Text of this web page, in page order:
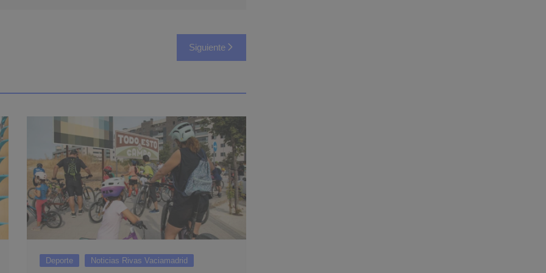
Siguiente
Deporte Noticias Rivas Vaciamadrid